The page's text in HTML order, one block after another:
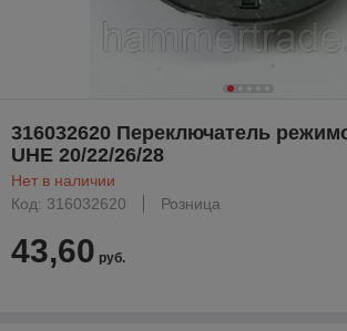
316032620 Переключатель
UHE 20/22/26/28
Нет в наличии
Код: 316032620
Розница
43,60 руб.